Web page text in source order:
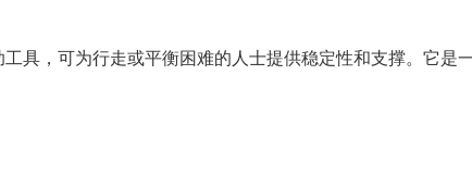
具，可为行走或平衡困难的人士提供稳定性和支撑。它是